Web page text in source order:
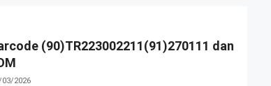
(90)TR223002211(91)270111 dan
03/2026